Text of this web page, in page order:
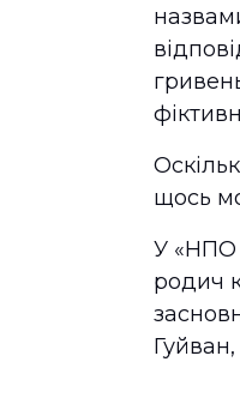
щось
У «НПО
родич